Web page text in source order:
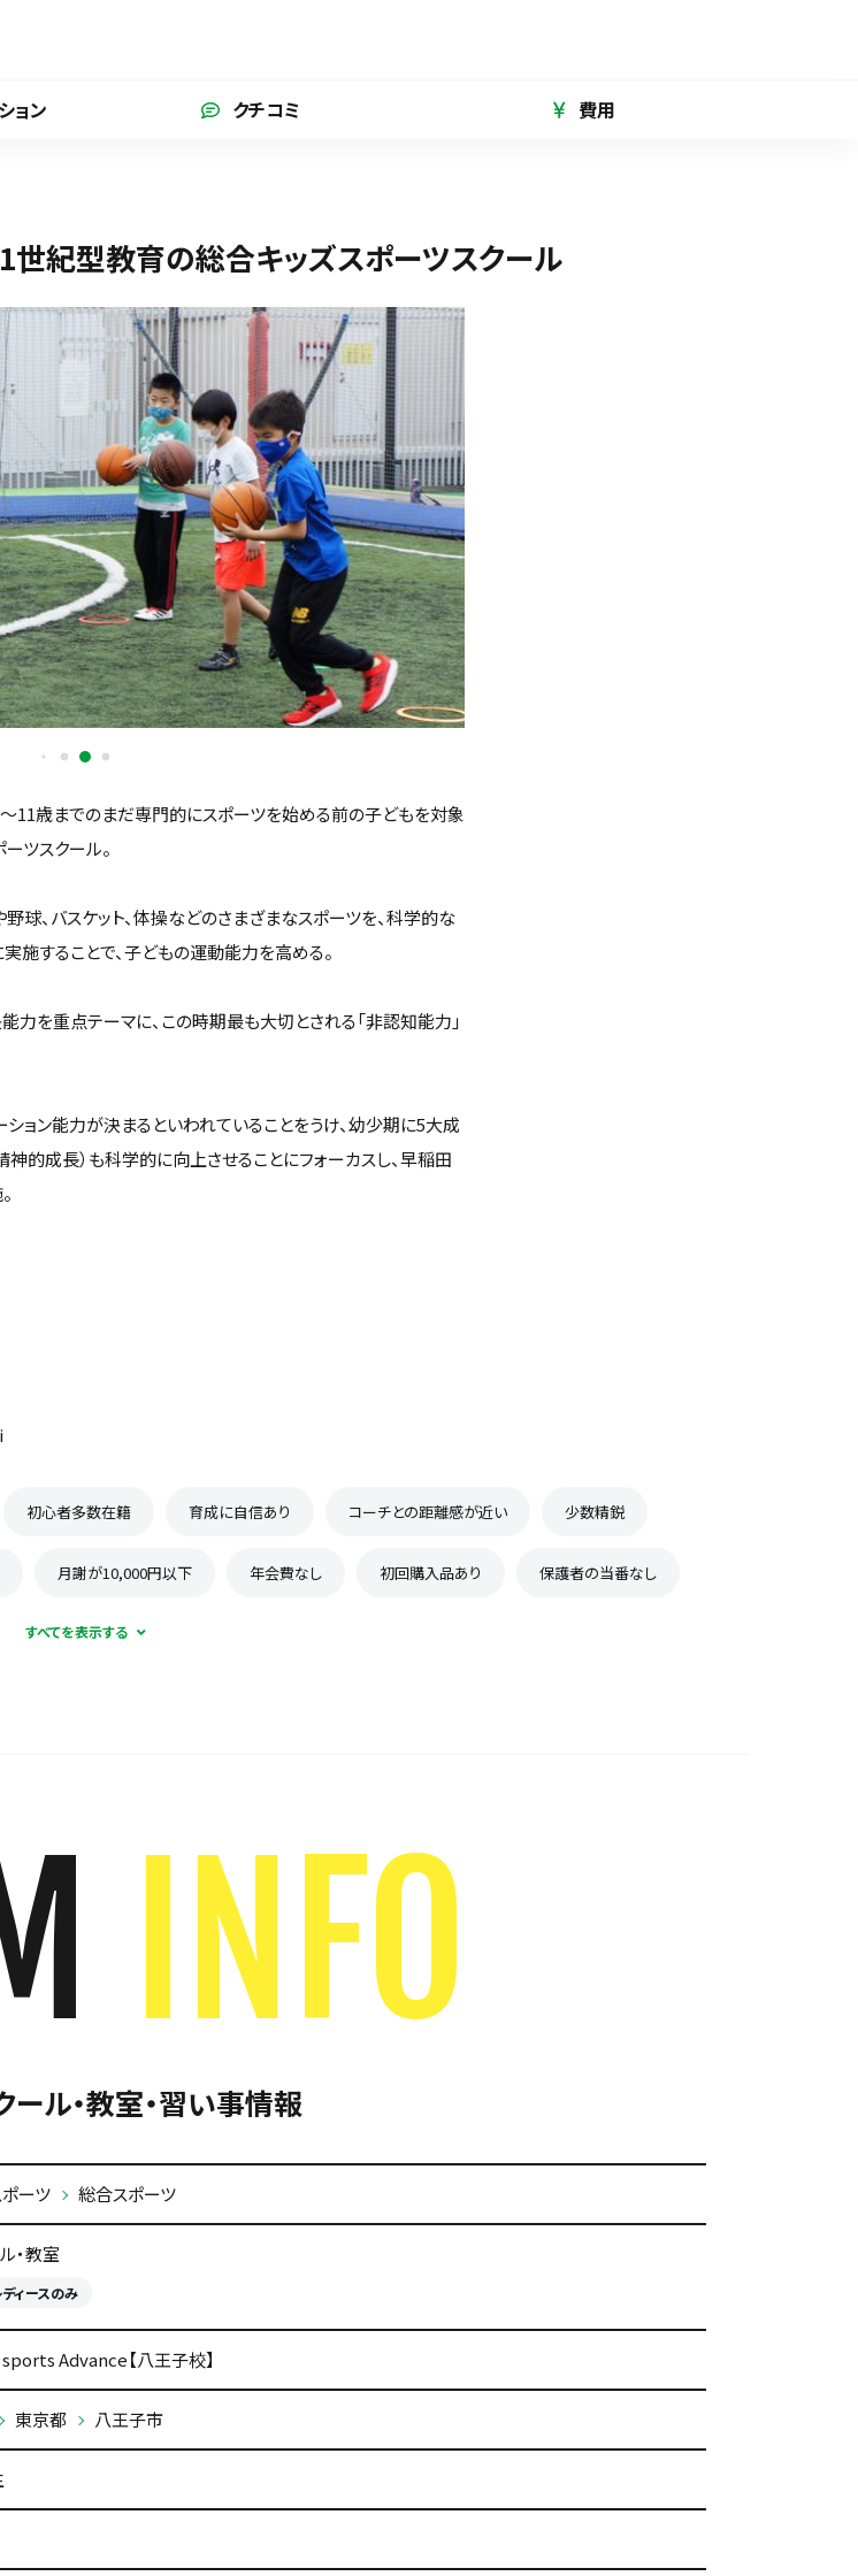
ョン クチコミ 費用
紀型教育の総合キッズスポーツスクール
11歳までのまだ専門的にスポーツを始める前の子どもを対象
ツスクール。
球、バスケット、体操などのさまざまなスポーツを、科学的な
施することで、子どもの運動能力を高める。
力を重点テーマに、この時期最も大切とされる「非認知能力」
ョン能力が決まるといわれていることをうけ、幼少期に5大成
神的成長）も科学的に向上させることにフォーカスし、早稲田
初心者多数在籍 育成に自信あり コーチとの距離感が近い 少数精鋭
月謝が10,000円以下 年会費なし 初回購入品あり 保護者の当番なし
INFO
ール・教室・習い事情報
ーツ 総合スポーツ
・教室
ディースのみ
Advance【八王子校】
東京都 八王子市